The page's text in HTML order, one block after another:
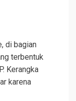
di bagian
terbentuk
Kerangka
karena